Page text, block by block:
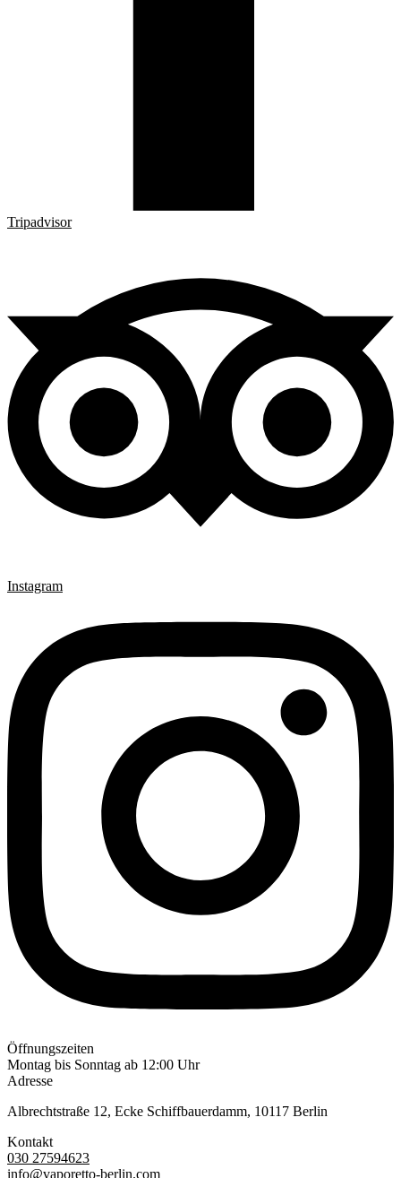
Tripadvisor
Instagram
Öffnungszeiten
Montag bis Sonntag ab 12:00 Uhr
Adresse
Albrechtstraße 12, Ecke Schiffbauerdamm, 10117 Berlin
Kontakt
030 27594623
info@vaporetto-berlin.com